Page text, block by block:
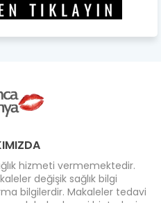
hizmeti vermemektedir.
değişik sağlık bilgi
bilgilerdir. Makaleler tedavi